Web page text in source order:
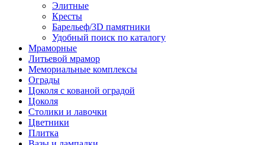
Элитные
Кресты
Барельеф/3D памятники
Удобный поиск по каталогу
Мраморные
Литьевой мрамор
Мемориальные комплексы
Ограды
Цоколя с кованой оградой
Цоколя
Столики и лавочки
Цветники
Плитка